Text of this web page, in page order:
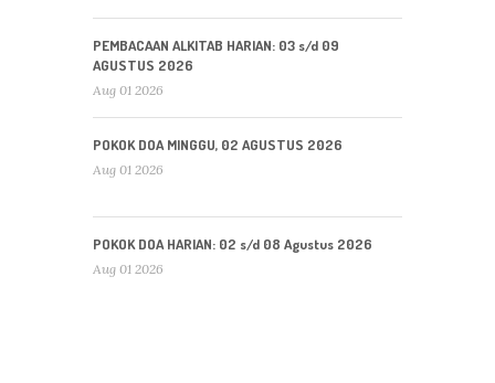
PEMBACAAN ALKITAB HARIAN: 03 s/d 09
AGUSTUS 2026
Aug 01 2026
POKOK DOA MINGGU, 02 AGUSTUS 2026
Aug 01 2026
POKOK DOA HARIAN: 02 s/d 08 Agustus 2026
Aug 01 2026